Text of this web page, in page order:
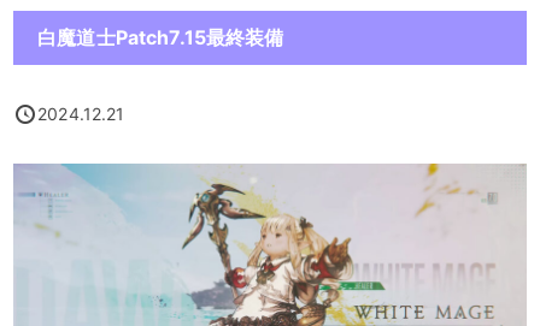
白魔道士Patch7.15最終装備
2024.12.21